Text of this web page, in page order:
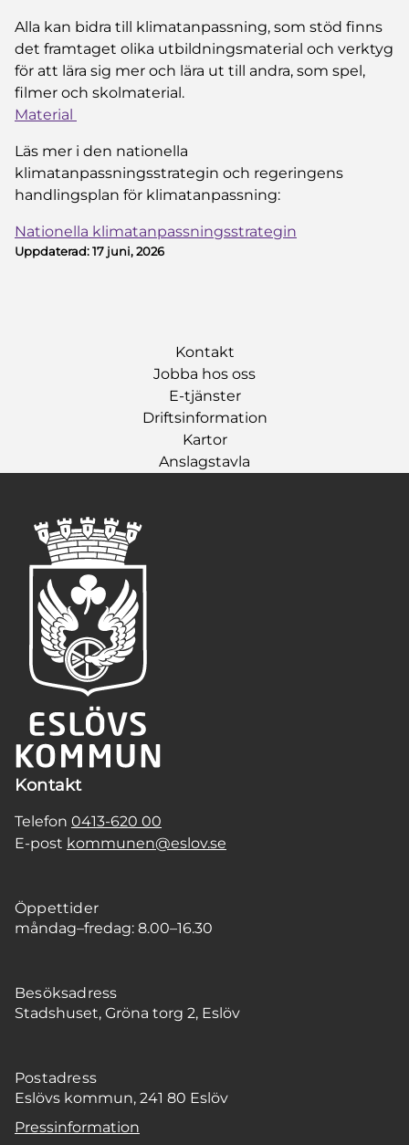
Alla kan bidra till klimatanpassning, som stöd finns
det framtaget olika utbildningsmaterial och verktyg
för att lära sig mer och lära ut till andra, som spel,
filmer och skolmaterial.
Material
Läs mer i den nationella
klimatanpassningsstrategin och regeringens
handlingsplan för klimatanpassning:
Nationella klimatanpassningsstrategin
Uppdaterad:17 juni, 2026
Kontakt
Jobba hos oss
E-tjänster
Driftsinformation
Kartor
Anslagstavla
Kontakt
Telefon 0413-620 00
E-post kommunen@eslov.se
Öppettider
måndag–fredag: 8.00–16.30
Besöksadress
Stadshuset, Gröna torg 2, Eslöv
Postadress
Eslövs kommun, 241 80 Eslöv
Pressinformation